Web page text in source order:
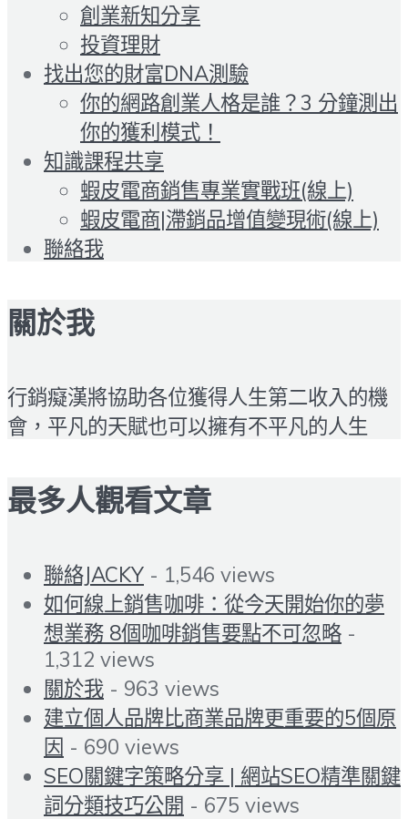
創業新知分享
投資理財
找出您的財富DNA測驗
你的網路創業人格是誰？3 分鐘測出
你的獲利模式！
知識課程共享
蝦皮電商銷售專業實戰班(線上)
蝦皮電商|滯銷品增值變現術(線上)
聯絡我
關於我
行銷癡漢將協助各位獲得人生第二收入的機
會，平凡的天賦也可以擁有不平凡的人生
最多人觀看文章
聯絡JACKY - 1,546 views
如何線上銷售咖啡：從今天開始你的夢
想業務 8個咖啡銷售要點不可忽略 -
1,312 views
關於我 - 963 views
建立個人品牌比商業品牌更重要的5個原
因 - 690 views
SEO關鍵字策略分享 | 網站SEO精準關鍵
詞分類技巧公開 - 675 views